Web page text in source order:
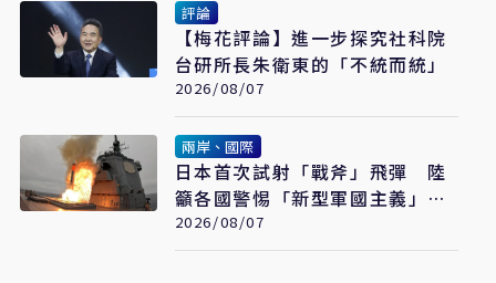
評論
【梅花評論】進一步探究社科院
台研所長朱衛東的「不統而統」
2026/08/07
兩岸、國際
日本首次試射「戰斧」飛彈 陸
籲各國警惕「新型軍國主義」發
展
2026/08/07